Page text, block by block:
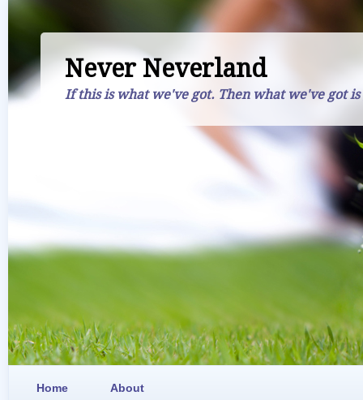
Never Neverland
If this is what we've got. Then what we've got is
Home About